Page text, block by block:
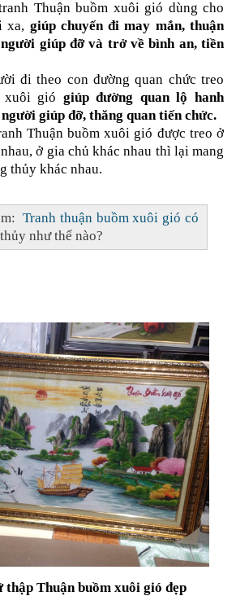
Thuận buồm xuôi gió dùng cho
xa, giúp chuyến đi may mắn, thuận
giúp đỡ và trở về bình an, tiền
đi theo con đường quan chức treo
xuôi gió giúp đường quan lộ hanh
giúp đỡ, thăng quan tiến chức.
Thuận buồm xuôi gió được treo ở
ở gia chủ khác nhau thì lại mang
thủy khác nhau.
Tranh thuận buồm xuôi gió có
như thế nào?
Thuận buồm xuôi gió đẹp